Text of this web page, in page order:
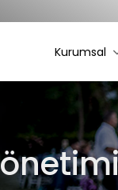
Kurumsal